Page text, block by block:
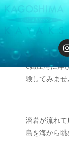
海か
6錦江湾に浮
験してみませ
溶岩が流れ
島を海から眺